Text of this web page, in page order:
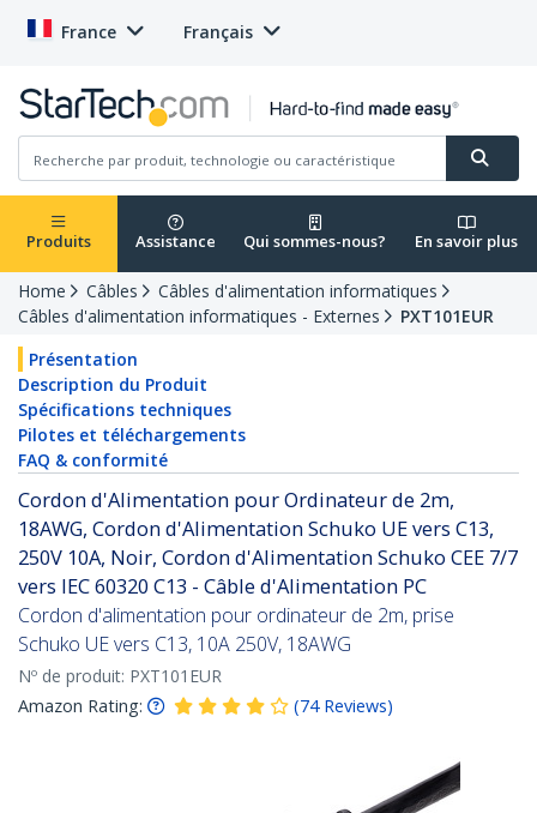
France Français
Produits Assistance Qui sommes-nous? En savoir plus
Home Câbles
Câbles d'alimentation informatiques
Câbles d'alimentation informatiques - Externes
PXT101EUR
Présentation
Description du Produit
Spécifications techniques
Pilotes et téléchargements
FAQ & conformité
Cordon d'Alimentation pour Ordinateur de 2m,
18AWG, Cordon d'Alimentation Schuko UE vers C13,
250V 10A, Noir, Cordon d'Alimentation Schuko CEE 7/7
vers IEC 60320 C13 - Câble d'Alimentation PC
Cordon d'alimentation pour ordinateur de 2m, prise
Schuko UE vers C13, 10A 250V, 18AWG
Nº de produit: PXT101EUR
Amazon Rating:
(74 Reviews)